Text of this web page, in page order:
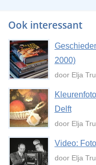
Ook interessant
2000)
door Elja
Delft
door Elja
Video:
door Elja